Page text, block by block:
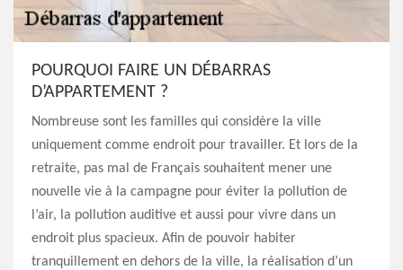
POURQUOI FAIRE UN DÉBARRAS
D’APPARTEMENT ?
Nombreuse sont les familles qui considère la ville
uniquement comme endroit pour travailler. Et lors de la
retraite, pas mal de Français souhaitent mener une
nouvelle vie à la campagne pour éviter la pollution de
l’air, la pollution auditive et aussi pour vivre dans un
endroit plus spacieux. Afin de pouvoir habiter
tranquillement en dehors de la ville, la réalisation d’un